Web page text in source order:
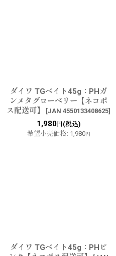
ダイワ TGベイト45g：PHガ
ンメタグローベリー【ネコポ
ス配送可】
[JAN 4550133408625]
1,980円(税込)
希望小売価格: 1,980円
ダイワ TGベイト45g：PHピ